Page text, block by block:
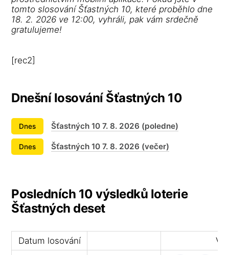
tomto slosování Šťastných 10, které proběhlo dne
18. 2. 2026 ve 12:00, vyhráli, pak vám srdečně
gratulujeme!
[rec2]
Dnešní losování Šťastných 10
Dnes Šťastných 10 7. 8. 2026 (poledne)
Dnes Šťastných 10 7. 8. 2026 (večer)
Posledních 10 výsledků loterie
Šťastných deset
Datum losování